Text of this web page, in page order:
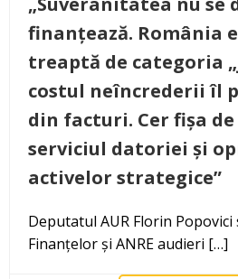
finanțează. România
treaptă de categoria
costul neîncrederii îl
din facturi. Cer fișa
serviciul datoriei și
activelor strategice”
Deputatul AUR Florin
Finanțelor și ANRE audieri […]